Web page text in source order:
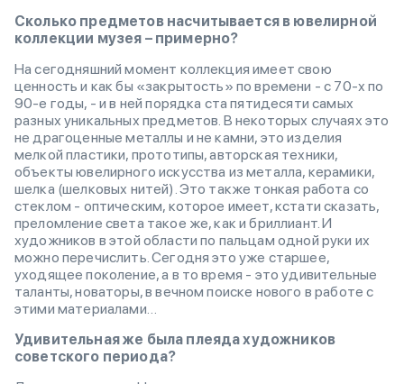
Сколько предметов насчитывается в ювелирной
коллекции музея – примерно?
На сегодняшний момент коллекция имеет свою
ценность и как бы «закрытость» по времени - с 70-х по
90-е годы, - и в ней порядка ста пятидесяти самых
разных уникальных предметов. В некоторых случаях это
не драгоценные металлы и не камни, это изделия
мелкой пластики, прототипы, авторская техники,
объекты ювелирного искусства из металла, керамики,
шелка (шелковых нитей). Это также тонкая работа со
стеклом - оптическим, которое имеет, кстати сказать,
преломление света такое же, как и бриллиант. И
художников в этой области по пальцам одной руки их
можно перечислить. Сегодня это уже старшее,
уходящее поколение, а в то время - это удивительные
таланты, новаторы, в вечном поиске нового в работе с
этими материалами…
Удивительная же была плеяда художников
советского периода?